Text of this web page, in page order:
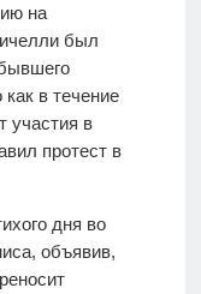
на
был
как в течение
участия в
протест в
дня во
объявив,